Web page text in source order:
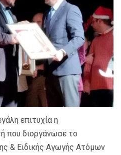
επιτυχία η
που διοργάνωσε το
& Ειδικής Αγωγής Ατόμων